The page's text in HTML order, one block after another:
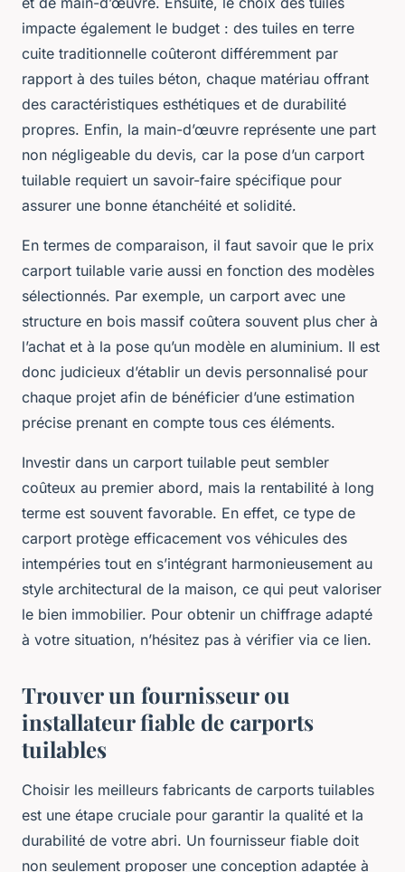
impacte également le budget : des tuiles en terre
cuite traditionnelle coûteront différemment par
rapport à des tuiles béton, chaque matériau offrant
des caractéristiques esthétiques et de durabilité
propres. Enfin, la main-d’œuvre représente une part
non négligeable du devis, car la pose d’un carport
tuilable requiert un savoir-faire spécifique pour
assurer une bonne étanchéité et solidité.
En termes de comparaison, il faut savoir que le prix
carport tuilable varie aussi en fonction des modèles
sélectionnés. Par exemple, un carport avec une
structure en bois massif coûtera souvent plus cher à
l’achat et à la pose qu’un modèle en aluminium. Il est
donc judicieux d’établir un devis personnalisé pour
chaque projet afin de bénéficier d’une estimation
précise prenant en compte tous ces éléments.
Investir dans un carport tuilable peut sembler
coûteux au premier abord, mais la rentabilité à long
terme est souvent favorable. En effet, ce type de
carport protège efficacement vos véhicules des
intempéries tout en s’intégrant harmonieusement au
style architectural de la maison, ce qui peut valoriser
le bien immobilier. Pour obtenir un chiffrage adapté
à votre situation, n’hésitez pas à vérifier via ce lien.
Trouver un fournisseur ou
installateur fiable de carports
tuilables
Choisir les meilleurs fabricants de carports tuilables
est une étape cruciale pour garantir la qualité et la
durabilité de votre abri. Un fournisseur fiable doit
non seulement proposer une conception adaptée à